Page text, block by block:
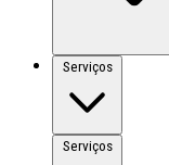
Serviços
Serviços